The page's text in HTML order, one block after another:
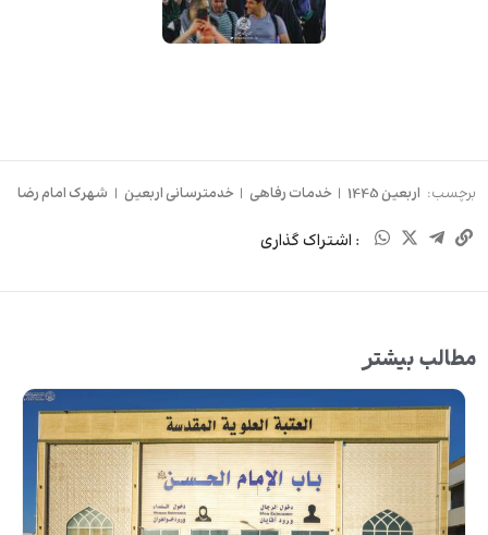
برچسب: اربعین 1445 | خدمات رفاهی | خدمترسانی اربعین | شهرک امام رضا
: اشتراک گذاری
مطالب بیشتر